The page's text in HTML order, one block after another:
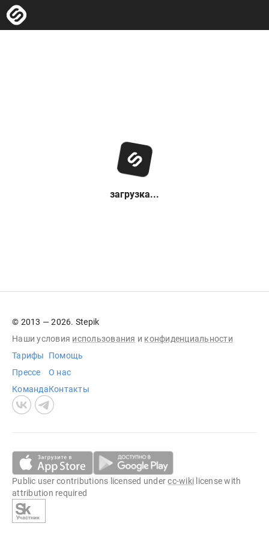
загрузка...
© 2013 — 2026. Stepik
Наши условия использования и конфиденциальности
Тарифы
Прессе
Команда
Помощь
О нас
Контакты
Public user contributions licensed undercc-wiki license with
attribution required